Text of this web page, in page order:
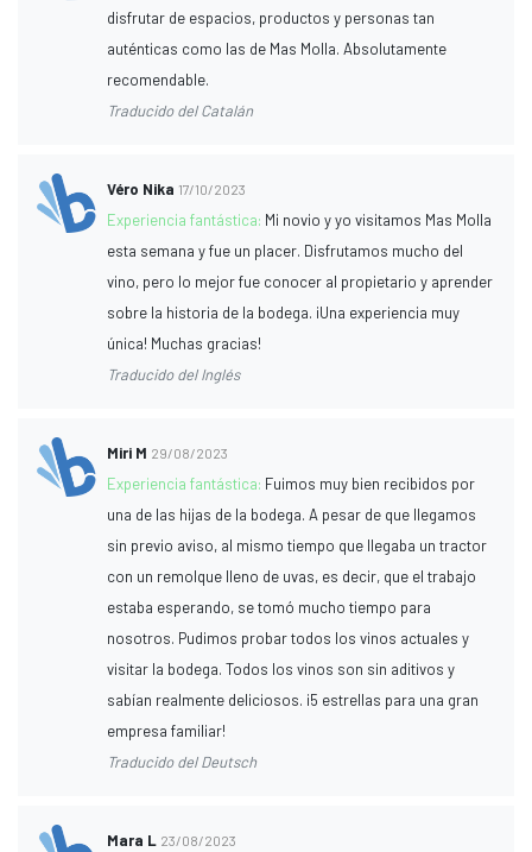
disfrutar de espacios, productos y personas tan
auténticas como las de Mas Molla. Absolutamente
recomendable.
Traducido del Catalán
Véro Nika 17/10/2023
Experiencia fantástica: Mi novio y yo visitamos Mas Molla
esta semana y fue un placer. Disfrutamos mucho del
vino, pero lo mejor fue conocer al propietario y aprender
sobre la historia de la bodega. ¡Una experiencia muy
única! Muchas gracias!
Traducido del Inglés
Miri M 29/08/2023
Experiencia fantástica: Fuimos muy bien recibidos por
una de las hijas de la bodega. A pesar de que llegamos
sin previo aviso, al mismo tiempo que llegaba un tractor
con un remolque lleno de uvas, es decir, que el trabajo
estaba esperando, se tomó mucho tiempo para
nosotros. Pudimos probar todos los vinos actuales y
visitar la bodega. Todos los vinos son sin aditivos y
sabían realmente deliciosos. ¡5 estrellas para una gran
empresa familiar!
Traducido del Deutsch
Mara L 23/08/2023